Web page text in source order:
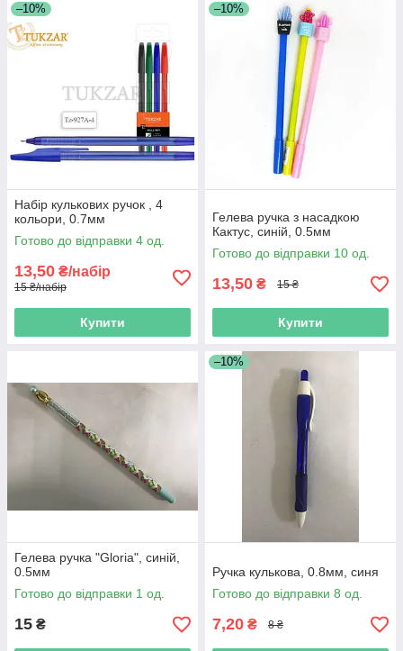
–10%
Набір кулькових ручок , 4
кольори, 0.7мм
Готово до відправки 4 од.
13,50 ₴/набір
15 ₴/набір
Купити
–10%
Гелева ручка з насадкою
Кактус, синій, 0.5мм
Готово до відправки 10 од.
13,50 ₴ 15 ₴
Купити
Гелева ручка "Gloria", синій,
0.5мм
Готово до відправки 1 од.
15 ₴
–10%
Ручка кулькова, 0.8мм, синя
Готово до відправки 8 од.
7,20 ₴ 8 ₴